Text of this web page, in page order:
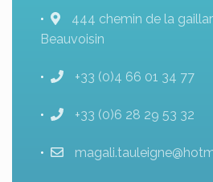
444 chemin de la
Beauvoisin
+33 (0)4 66 01 34 77
+33 (0)6 28 29 53 32